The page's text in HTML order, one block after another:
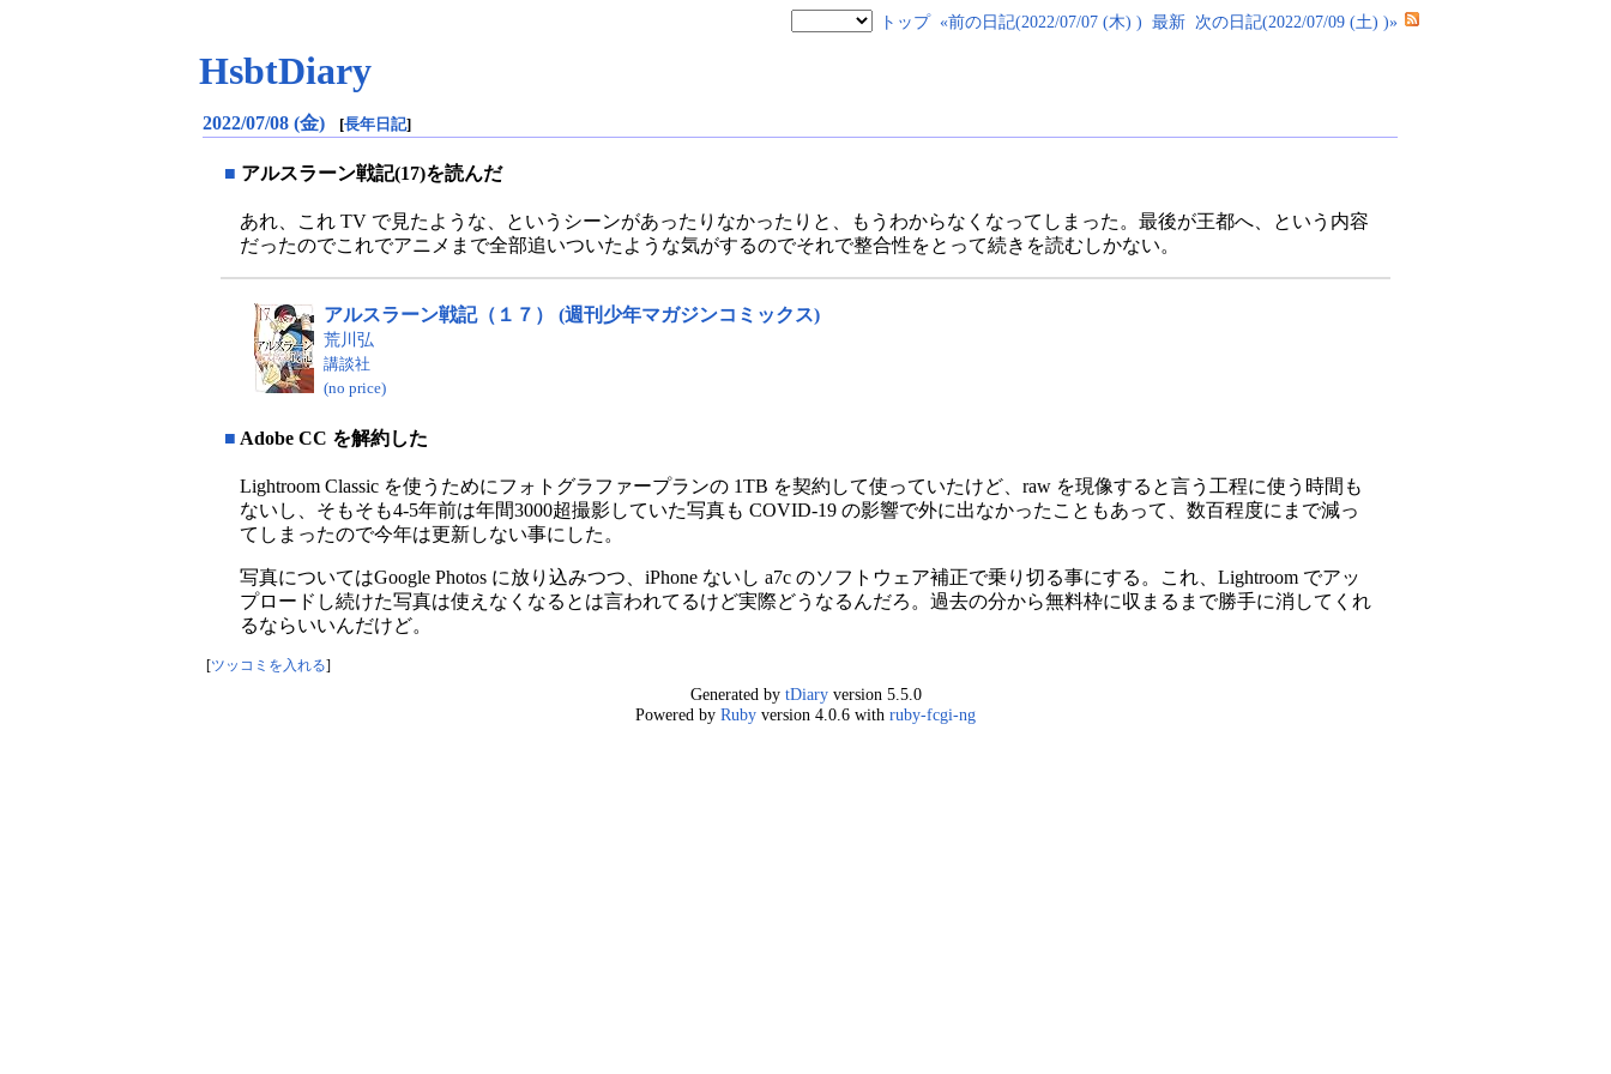
トップ «前の日記(2022/07/07 (木) ) 最新 次の日記(2022/07/09 (土) )»
HsbtDiary
2022/07/08 (金) [長年日記]
■ アルスラーン戦記(17)を読んだ
あれ、これ TV で見たような、というシーンがあったりなかったりと、もうわからなくなってしまった。最後が王都へ、という内容
だったのでこれでアニメまで全部追いついたような気がするのでそれで整合性をとって続きを読むしかない。
アルスラーン戦記（１７） (週刊少年マガジンコミックス)
荒川弘
講談社
(no price)
■ Adobe CC を解約した
Lightroom Classic を使うためにフォトグラファープランの 1TB を契約して使っていたけど、raw を現像すると言う工程に使う時間も
ないし、そもそも4-5年前は年間3000超撮影していた写真も COVID-19 の影響で外に出なかったこともあって、数百程度にまで減っ
てしまったので今年は更新しない事にした。
写真についてはGoogle Photos に放り込みつつ、iPhone ないし a7c のソフトウェア補正で乗り切る事にする。これ、Lightroom でアッ
プロードし続けた写真は使えなくなるとは言われてるけど実際どうなるんだろ。過去の分から無料枠に収まるまで勝手に消してくれ
るならいいんだけど。
ツッコミを入れる
Generated by tDiaryversion 5.5.0
Powered by Ruby version 4.0.6 with ruby-fcgi-ng